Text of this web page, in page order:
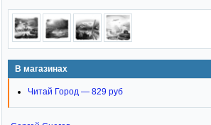
В магазинах
Читай Город — 829 руб